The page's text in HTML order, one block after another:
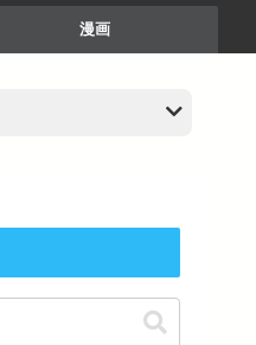
漫画